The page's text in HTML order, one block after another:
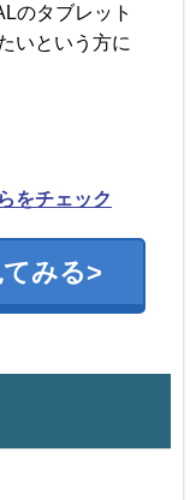
のタブレット
いという方に
をチェック
みる>